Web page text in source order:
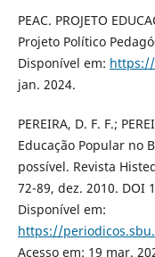
PEAC. PROJETO
Projeto Político
Disponível em:
jan. 2024.
PEREIRA, D. F. F.;
Educação Popular no
possível. Revista
72-89, dez. 2010. DOI
Disponível em:
https://
Acesso em: 19 mar.